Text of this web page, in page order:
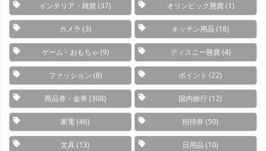
インテリア・雑貨(37) オリンピック懸賞(1)
カメラ (3) キッチン用品 (18)
ゲーム・おもちゃ (9) ディスニー懸賞(4)
ファッション (8) ポイント (22)
商品券・金券 (308) 国内旅行(12)
家電(46) 招待券 (50)
文具 (13) 日用品 (10)